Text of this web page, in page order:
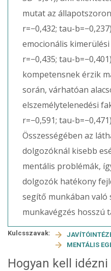
mutat az
r=−0,432; tau-
emocionális kimerülési
r=−0,435; tau-
kompetensnek érzik
során, várhatóan
elszemélytelenedési
r=−0,591; tau-
Összességében az
dolgozóknál kisebb
mentális problémák,
dolgozók hatékony
segítő munkában való
munkavégzés hosszú
Kulcsszavak:
MENTÁLIS
Hogyan kell idézni